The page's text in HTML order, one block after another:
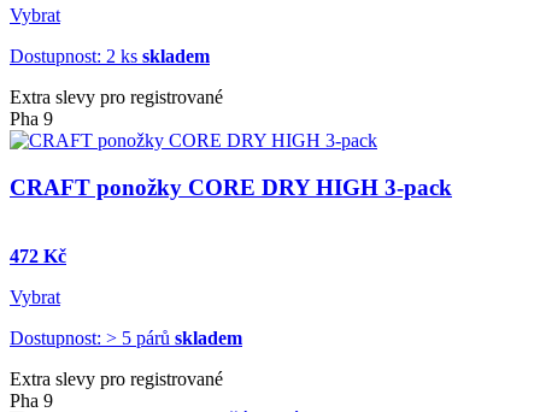
Vybrat
Dostupnost: 2 ks skladem
Extra slevy pro registrované
Pha 9
CRAFT ponožky CORE DRY HIGH 3-pack
472 Kč
Vybrat
Dostupnost: > 5 párů skladem
Extra slevy pro registrované
Pha 9